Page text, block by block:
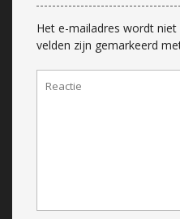
Het e-mailadres wordt niet
velden zijn gemarkeerd